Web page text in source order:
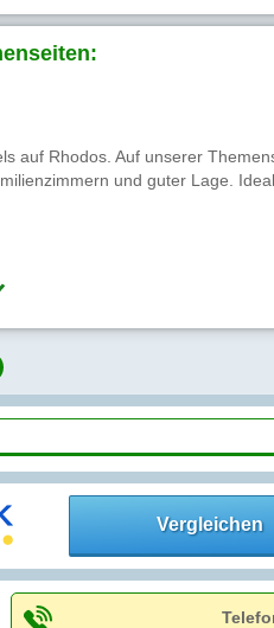
auf Rhodos. Auf unserer
und guter Lage.
Vergleichen